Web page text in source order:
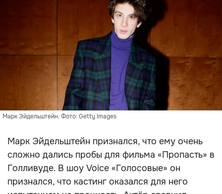
Марк Эйдельштейн. Фото: Getty Images
Марк Эйдельштейн признался, что ему очень
сложно дались пробы для фильма «Пропасть» в
Голливуде. В шоу Voice «Голосовые» он
признался, что кастинг оказался для него